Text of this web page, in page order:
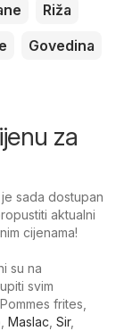
Riža
Govedina
za
sada dostupan
aktualni
cijenama!
su na
svim
frites,
Maslac Sir,